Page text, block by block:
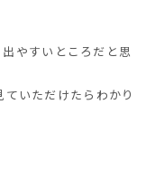
やすいところだと思
いただけたらわかり